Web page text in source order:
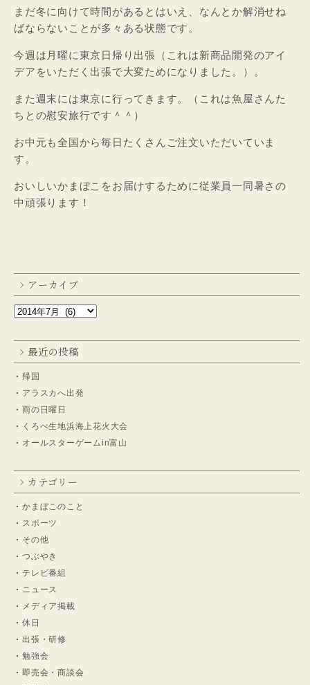
まだ冬に向けて時間があるとはいえ、なんとか解消せね
ばならないことが多々ある状態です。
今週は月曜に東京日帰り出張（これは新商品開発のアイ
デアをいただく出張で大変ためになりました。）。
また週末には東京に行ってきます。（これは魚屋さんた
ちとの慰安旅行です＾＾）
お中元も全国から毎日たくさんご注文いただいていま
す。
おいしいかまぼこをお届けするために従業員一同暑さの
中頑張ります！
アーカイブ
最近の投稿
帰国
アラスカへ出発
雨の日曜日
くろべ生地浜海上花火大会
オールスターゲームin富山
カテゴリー
かまぼこのこと
スポーツ
その他
つぶやき
テレビ番組
ニュース
メディア掲載
休日
出張・研修
勉強会
即売会・商談会